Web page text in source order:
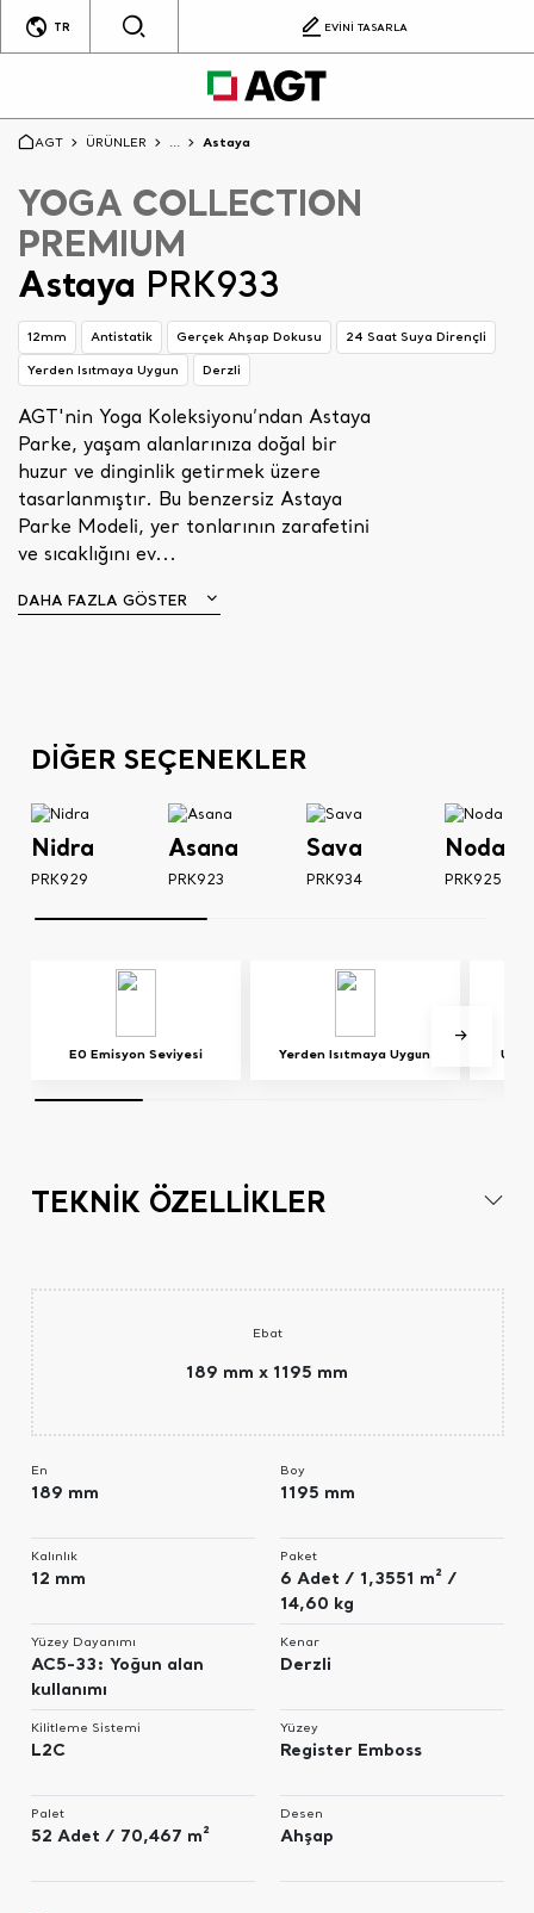
TR EVİNİ TASARLA
AGT ÜRÜNLER ... Astaya
YOGA COLLECTION
PREMIUM
Astaya PRK933
12mm Antistatik Gerçek Ahşap Dokusu
24 Saat Suya Dirençli
Yerden Isıtmaya Uygun
Derzli
AGT'nin Yoga Koleksiyonu’ndan Astaya
Parke, yaşam alanlarınıza doğal bir
huzur ve dinginlik getirmek üzere
tasarlanmıştır. Bu benzersiz Astaya
Parke Modeli, yer tonlarının zarafetini
ve sıcaklığını ev...
DAHA FAZLA GÖSTER
DİĞER SEÇENEKLER
Nidra
PRK929
Asana
PRK923
Sava
PRK934
Noda
PRK925
E0 Emisyon Seviyesi Yerden Isıtmaya Uygun UV
TEKNİK ÖZELLİKLER
Ebat
189 mm x 1195 mm
En
189 mm
Kalınlık
12 mm
Yüzey Dayanımı
AC5-33: Yoğun alan
kullanımı
Kilitleme Sistemi
L2C
Palet
52 Adet / 70,467 m²
Boy
1195 mm
Paket
6 Adet / 1,3551 m² /
14,60 kg
Kenar
Derzli
Yüzey
Register Emboss
Desen
Ahşap